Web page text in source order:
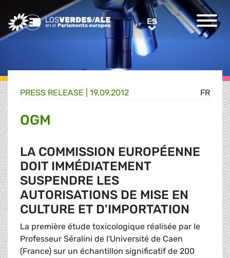
Greens/EFA Home ESES
FR
PRESS RELEASE | 19.09.2012
OGM
LA COMMISSION EUROPÉENNE
DOIT IMMÉDIATEMENT
SUSPENDRE LES
AUTORISATIONS DE MISE EN
CULTURE ET D'IMPORTATION
La première étude toxicologique réalisée par le
Professeur Séralini de l'Université de Caen
(France) sur un échantillon significatif de 200